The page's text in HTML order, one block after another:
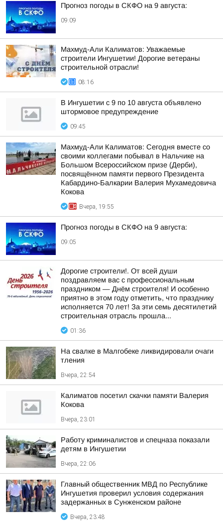
Прогноз погоды в СКФО на 9 августа:
09:09
Махмуд-Али Калиматов: Уважаемые
строители Ингушетии! Дорогие ветераны
строительной отрасли!
08:16
В Ингушетии с 9 по 10 августа объявлено
штормовое предупреждение
09:45
Махмуд-Али Калиматов: Сегодня вместе со
своими коллегами побывал в Нальчике на
Большом Всероссийском призе (Дерби),
посвящённом памяти первого Президента
Кабардино-Балкарии Валерия Мухамедовича
Кокова
Вчера, 19:55
Прогноз погоды в СКФО на 9 августа:
09:05
Дорогие строители!. От всей души
поздравляем вас с профессиональным
праздником — Днём строителя! И особенно
приятно в этом году отметить, что празднику
исполняется 70 лет! За эти семь десятилетий
строительная отрасль прошла...
01:36
На свалке в Малгобеке ликвидировали очаги
тления
Вчера, 22:54
Калиматов посетил скачки памяти Валерия
Кокова
Вчера, 23:01
Работу криминалистов и спецназа показали
детям в Ингушетии
Вчера, 22:06
Главный общественник МВД по Республике
Ингушетия проверил условия содержания
задержанных в Сунженском районе
Вчера, 23:48